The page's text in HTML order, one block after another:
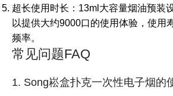
超长使用时长：13ml大容量烟油预装
以提供大约9000口的使用体验，使用
频率。
常见问题FAQ
1. Song崧盒扑克一次性电子烟的